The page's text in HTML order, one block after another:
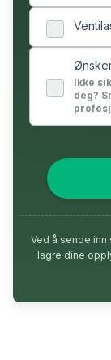
Ikke
deg?
Ved å sende
lagre dine